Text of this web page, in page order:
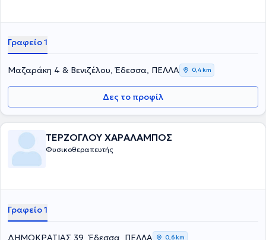
Γραφείο 1
Μαζαράκη 4 & Βενιζέλου, Έδεσσα, ΠΕΛΛΑ 0,4 km
Δες το προφίλ
ΤΕΡΖΟΓΛΟΥ ΧΑΡΑΛΑΜΠΟΣ
Φυσικοθεραπευτής
Γραφείο 1
ΔΗΜΟΚΡΑΤΙΑΣ 39, Έδεσσα, ΠΕΛΛΑ 0,6 km